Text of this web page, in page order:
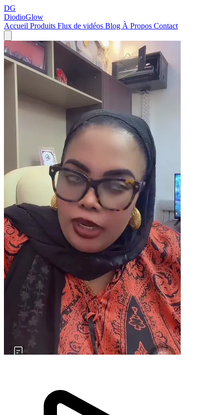
DG
DiodioGlow
Accueil Produits Flux de vidéos Blog À Propos Contact